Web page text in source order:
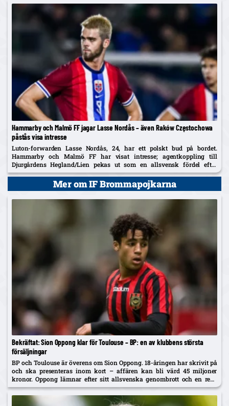
Hammarby och Malmö FF jagar Lasse Nordås – även Raków Częstochowa
påstås visa intresse
Luton-forwarden Lasse Nordås, 24, har ett polskt bud på bordet.
Hammarby och Malmö FF har visat intresse; agentkoppling till
Djurgårdens Hegland/Lien pekas ut som en allsvensk fördel efter
norrmannens succélån i Heerenveen.
Mer om IF Brommapojkarna
Bekräftat: Sion Oppong klar för Toulouse – BP: en av klubbens största
försäljningar
BP och Toulouse är överens om Sion Oppong. 18-åringen har skrivit på
och ska presenteras inom kort – affären kan bli värd 45 miljoner
kronor. Oppong lämnar efter sitt allsvenska genombrott och en resa
som började i BP som fyraåring.